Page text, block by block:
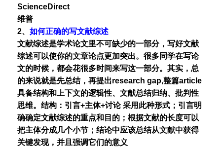
ScienceDirect
维普
2、 如何正确的写文献综述
文献综述是学术论文里不可缺少的一部分，写好文献
综述可以使你的文章论点更加突出。很多同学在写论
文的时候，都会花很多时间来写这一部分。其实，总
的来说就是先总结，再提出research gap,整篇article
具备结构和上下文的逻辑性、文献总结归纳、批判性
思维。结构：引言+主体+讨论 采用此种形式；引言明
确确定文献综述的重点和目的；根据文献的长度可以
把主体分成几个小节；结论中应该总结从文献中获得
关键发现，并且强调它们的意义